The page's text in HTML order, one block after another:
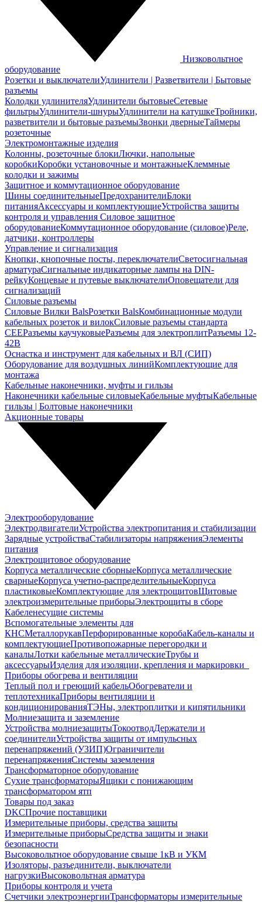
Низковольтное
оборудование
Розетки и выключателиУдлинители | Разветвители | Бытовые
разъемы
Колодки удлинителяУдлинители бытовыеСетевые
фильтрыУдлинители-шнурыУдлинители на катушкеТройники,
разветвители и бытовые разъемыЗвонки дверныеТаймеры
розеточные
Электромонтажные изделия
Колонны, розеточные блокиЛючки, напольные
коробкиКоробки установочные и монтажныеКлеммные
колодки и зажимы
Защитное и коммутационное оборудование
Шины соединительныеПредохранителиБлоки
питанияАксессуары и комплектующиеУстройства защиты
контроля и управления Силовое защитное
оборудованиеКоммутационное оборудование (силовое)Реле,
датчики, контроллеры
Управление и сигнализация
Кнопки, кнопочные посты, переключателиСветосигнальная
арматураСигнальные индикаторные лампы на DIN-
рейкуКонцевые и путевые выключателиОповещатели для
сигнализаций
Силовые разъемы
Силовые Вилки BalsРозетки BalsКомбинационные модули
кабельных розеток и вилокСиловые разъемы стандарта
CEEРазъемы каучуковыеРазъемы для электроплитРазъемы 12-
42В
Оснастка и инструмент для кабельных и ВЛ (СИП)
Оборудование для воздушных линийКомплектующие для
монтажа
Кабельные наконечники, муфты и гильзы
Наконечники кабельные силовыеКабельные муфтыКабельные
гильзы | Болтовые наконечники
Акционные товары
Электрооборудование
ЭлектродвигателиУстройства электропитания и стабилизации
Зарядные устройстваСтабилизаторы напряженияЭлементы
питания
Электрощитовое оборудование
Корпуса металлические сборныеКорпуса металлические
сварныеКорпуса учетно-распределительныеКорпуса
пластиковыеКомплектующие для электрощитовЩитовые
электроизмерительные приборыЭлектрощиты в сборе
Кабеленесущие системы
Вспомогательные элементы для
КНСМеталлорукавПерфорированные коробаКабель-каналы и
комплектующиеПротивопожарные перегородки и
каналыЛотки кабельные металлическиеТрубы и
аксессуарыИзделия для изоляции, крепления и маркировки
Приборы обогрева и вентиляции
Теплый пол и греющий кабельОбогреватели и
теплотехникаПриборы вентиляции и
кондиционированияТЭНы, электроплитки и кипятильники
Молниезащита и заземление
Устройства молниезащитыТокоотводДержатели и
соединителиУстройства защиты от импульсных
перенапряжений (УЗИП)Ограничители
перенапряженияСистемы заземления
Трансформаторное оборудование
Сухие трансформаторыЯщики с понижающим
трансформатором ятп
Товары под заказ
DKCПрочие поставщики
Измерительные приборы, средства защиты
Измерительные приборыСредства защиты и знаки
безопасности
Высоковольтное оборудование свыше 1кВ и УКМ
Изоляторы, разъединители, выключатели
нагрузкиВысоковольтная арматура
Приборы контроля и учета
Счетчики электроэнергииТрансформаторы измерительные